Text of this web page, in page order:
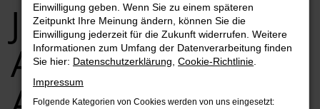
Jahreswagen für
Aichach Top-
Einwilligung geben. Wenn Sie zu einem späteren
Zeitpunkt Ihre Meinung ändern, können Sie die
Einwilligung jederzeit für die Zukunft widerrufen. Weitere
Informationen zum Umfang der Datenverarbeitung finden
Sie hier: Datenschutzerklärung Cookie-Richtlinie
Impressum
Folgende Kategorien von Cookies werden von uns eingesetzt: